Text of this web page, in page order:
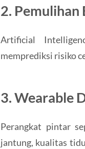
2. Pemulihan
Artificial
memprediksi risiko
3. Wearable
Perangkat pintar
jantung, kualitas